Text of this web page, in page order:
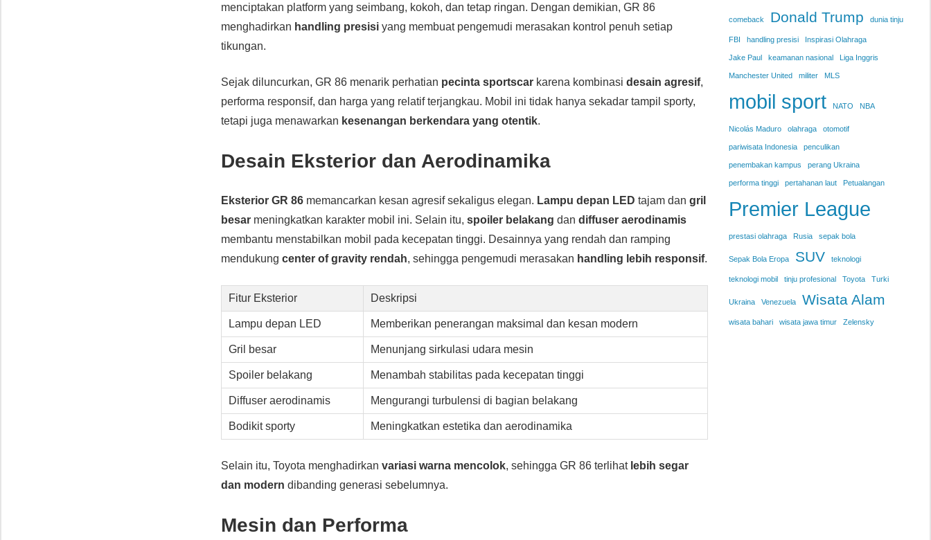
menciptakan platform yang seimbang, kokoh, dan tetap ringan. Dengan demikian, GR 86
menghadirkan handling presisi yang membuat pengemudi merasakan kontrol penuh setiap
tikungan.
Sejak diluncurkan, GR 86 menarik perhatian pecinta sportscar karena kombinasidesain agresif,
performa responsif, dan harga yang relatif terjangkau. Mobil ini tidak hanya sekadar tampil sporty,
tetapi juga menawarkan kesenangan berkendara yang otentik.
Desain Eksterior dan Aerodinamika
Eksterior GR 86 memancarkan kesan agresif sekaligus elegan. Lampu depan LED tajam dangril
besar meningkatkan karakter mobil ini. Selain itu,spoiler belakang dandiffuser aerodinamis
membantu menstabilkan mobil pada kecepatan tinggi. Desainnya yang rendah dan ramping
mendukungcenter of gravity rendah, sehingga pengemudi merasakan handling lebih responsif.
Fitur Eksterior Deskripsi
Lampu depan LED Memberikan penerangan maksimal dan kesan modern
Gril besar Menunjang sirkulasi udara mesin
Spoiler belakang Menambah stabilitas pada kecepatan tinggi
Diffuser aerodinamis Mengurangi turbulensi di bagian belakang
Bodikit sporty Meningkatkan estetika dan aerodinamika
Selain itu, Toyota menghadirkanvariasi warna mencolok, sehingga GR 86 terlihat lebih segar
dan modern dibanding generasi sebelumnya.
Mesin dan Performa
comeback Donald Trump dunia tinju
FBI handling presisi Inspirasi Olahraga
Jake Paul keamanan nasional Liga Inggris
Manchester United militer MLS
mobil sport NATO NBA
Nicolás Maduro olahraga otomotif
pariwisata Indonesia penculikan
penembakan kampus perang Ukraina
performa tinggi pertahanan laut Petualangan
Premier League
prestasi olahraga Rusia sepak bola
Sepak Bola Eropa SUV teknologi
teknologi mobil tinju profesional Toyota Turki
Ukraina Venezuela Wisata Alam
wisata bahari wisata jawa timur Zelensky